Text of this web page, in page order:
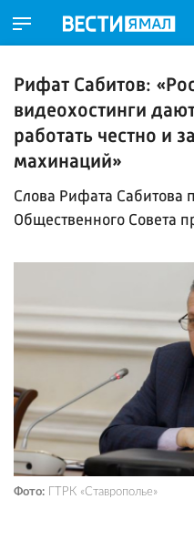
Рифат Сабитов:
видеохостинги
работать честно и
махинаций»
Слова Рифата Сабитова
Общественного Совета
Фото: ГТРК «Ставрополье»